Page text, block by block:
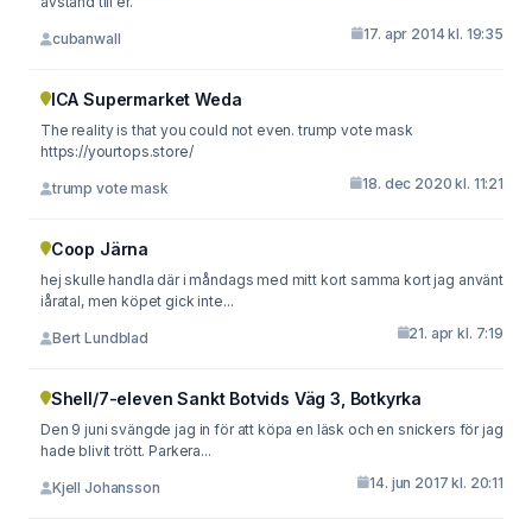
cubanwall 17. apr 2014 kl. 19:35
ICA Supermarket Weda
The reality is that you could not even. trump vote mask
https://yourtops.store/
trump vote mask 18. dec 2020 kl. 11:21
Coop Järna
hej skulle handla där i måndags med mitt kort samma kort jag använt
iåratal, men köpet gick inte...
Bert Lundblad 21. apr kl. 7:19
Shell/7-eleven Sankt Botvids Väg 3, Botkyrka
Den 9 juni svängde jag in för att köpa en läsk och en snickers för jag
hade blivit trött. Parkera...
Kjell Johansson 14. jun 2017 kl. 20:11